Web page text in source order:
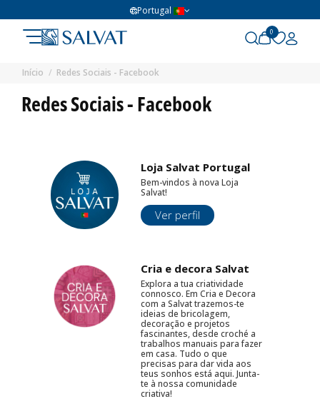
Portugal
0
Início Redes Sociais - Facebook
Redes Sociais - Facebook
Loja Salvat Portugal
Bem-vindos à nova Loja
Salvat!
Ver perfil
Cria e decora Salvat
Explora a tua criatividade
connosco. Em Cria e Decora
com a Salvat trazemos-te
ideias de bricolagem,
decoração e projetos
fascinantes, desde croché a
trabalhos manuais para fazer
em casa. Tudo o que
precisas para dar vida aos
teus sonhos está aqui. Junta-
te à nossa comunidade
criativa!